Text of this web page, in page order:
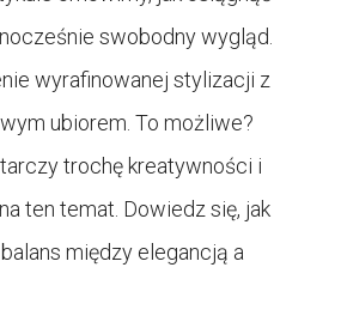
swobodny wygląd.
wyrafinowanej stylizacji z
ubiorem. To możliwe?
trochę kreatywności i
ten temat. Dowiedz się, jak
między elegancją a